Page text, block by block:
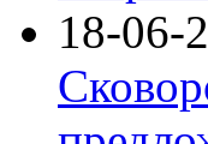
18-06-